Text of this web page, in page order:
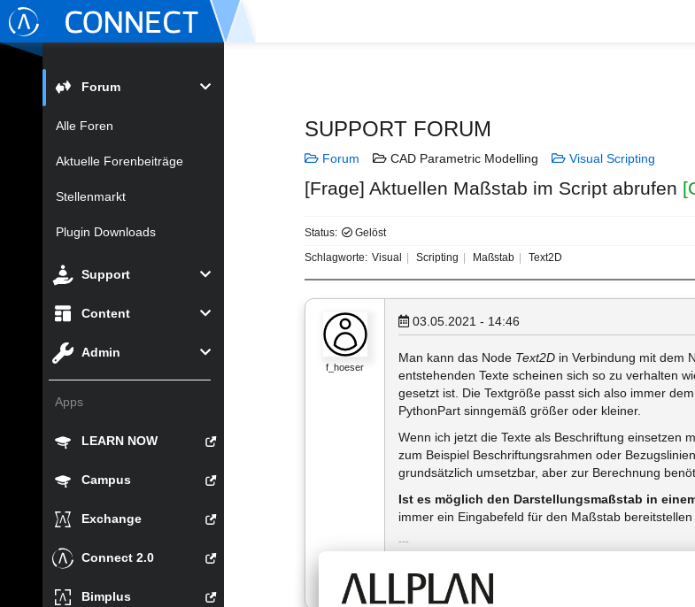
Forum
Alle Foren
Aktuelle Forenbeiträge
Stellenmarkt
Plugin Downloads
Support
Content
Admin
Apps
LEARN NOW
Campus
Exchange
Connect 2.0
Bimplus
SUPPORT FORUM
Forum CAD Parametric Modelling Visual Scripting
[Frage] Aktuellen Maßstab im Script abrufen
Status:
Gelöst
Schlagworte: Visual Scripting Maßstab Text2D
f_hoeser
03.05.2021 - 14:46
Man kann das Node Text2D in Verbindung mit dem
entstehenden Texte scheinen sich so zu verhalten
gesetzt ist. Die Textgröße passt sich also immer
PythonPart sinngemäß größer oder kleiner.
Wenn ich jetzt die Texte als Beschriftung einsetzen
zum Beispiel Beschriftungsrahmen oder
grundsätzlich umsetzbar, aber zur Berechnung
Ist es möglich den Darstellungsmaßstab in
immer ein Eingabefeld für den Maßstab